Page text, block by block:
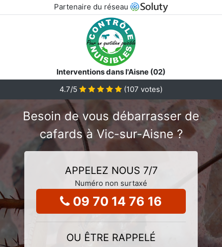
Partenaire du réseau
Interventions dans l'Aisne (02)
4.7/5 (107 votes)
Besoin de vous débarrasser de
cafards à Vic-sur-Aisne ?
APPELEZ NOUS 7/7
Numéro non surtaxé
09 70 14 76 16
OU ÊTRE RAPPELÉ